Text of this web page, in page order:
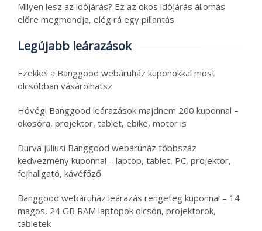
Milyen lesz az időjárás? Ez az okos időjárás állomás
előre megmondja, elég rá egy pillantás
Legújabb leárazások
Ezekkel a Banggood webáruház kuponokkal most
olcsóbban vásárolhatsz
Hóvégi Banggood leárazások majdnem 200 kuponnal –
okosóra, projektor, tablet, ebike, motor is
Durva júliusi Banggood webáruház többszáz
kedvezmény kuponnal – laptop, tablet, PC, projektor,
fejhallgató, kávéfőző
Banggood webáruház leárazás rengeteg kuponnal – 14
magos, 24 GB RAM laptopok olcsón, projektorok,
tabletek